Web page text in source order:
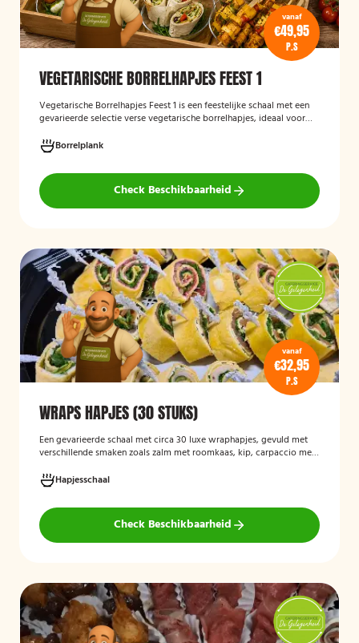
vanaf
€49,95
P.S
VEGETARISCHE BORRELHAPJES FEEST 1
Vegetarische Borrelhapjes Feest 1 is een feestelijke schaal met een
gevarieerde selectie verse vegetarische borrelhapjes, ideaal voor
vers bereid en verzorgd gepresenteerd, zodat gasten kunnen
genieten van een smaakvolle en volledig vegetarische
borrelervaring.
Borrelplank
Check Beschikbaarheid
vanaf
€32,95
P.S
WRAPS HAPJES (30 STUKS)
Een gevarieerde schaal met circa 30 luxe wraphapjes, gevuld met
verschillende smaken zoals zalm met roomkaas, kip, carpaccio met
Ideaal als borrelhapje voor feestjes, recepties of zakelijke
bijeenkomsten. De wraps zijn vers bereid en aantrekkelijk
gepresenteerd op een serveerschaal.
Hapjesschaal
Check Beschikbaarheid